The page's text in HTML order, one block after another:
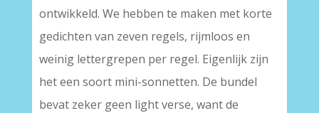
ontwikkeld. We hebben te maken met korte
gedichten van zeven regels, rijmloos en
weinig lettergrepen per regel. Eigenlijk zijn
het een soort mini-sonnetten. De bundel
bevat zeker geen light verse, want de